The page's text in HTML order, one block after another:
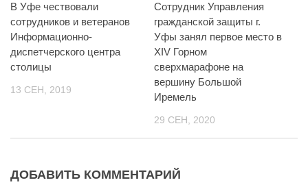
В Уфе чествовали
сотрудников и ветеранов
Информационно-
диспетчерского центра
столицы
13 СЕН, 2019
Сотрудник Управления
гражданской защиты г.
Уфы занял первое место в
XIV Горном
сверхмарафоне на
вершину Большой
Иремель
29 СЕН, 2020
ДОБАВИТЬ КОММЕНТАРИЙ